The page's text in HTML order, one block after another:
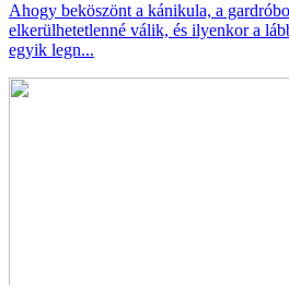
Ahogy beköszönt a kánikula, a
elkerülhetetlenné válik, és ilyenkor a
egyik legn...